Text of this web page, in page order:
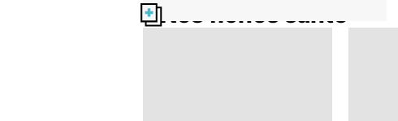
Nos fiches santé